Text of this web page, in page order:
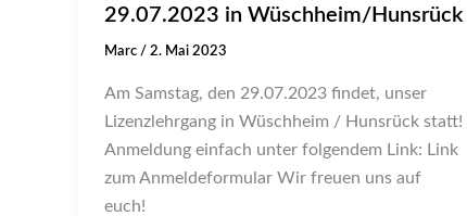
29.07.2023 in Wüschheim/Hunsrück
Marc / 2. Mai 2023
Am Samstag, den 29.07.2023 findet, unser
Lizenzlehrgang in Wüschheim / Hunsrück statt!
Anmeldung einfach unter folgendem Link: Link
zum Anmeldeformular Wir freuen uns auf
euch!